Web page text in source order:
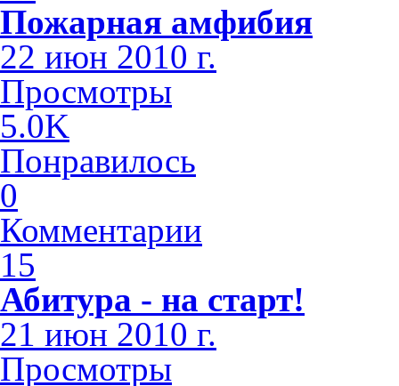
Пожарная амфибия
22 июн 2010 г.
Просмотры
5.0K
Понравилось
0
Комментарии
15
Абитура - на старт!
21 июн 2010 г.
Просмотры